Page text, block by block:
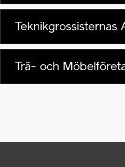
Trä- och